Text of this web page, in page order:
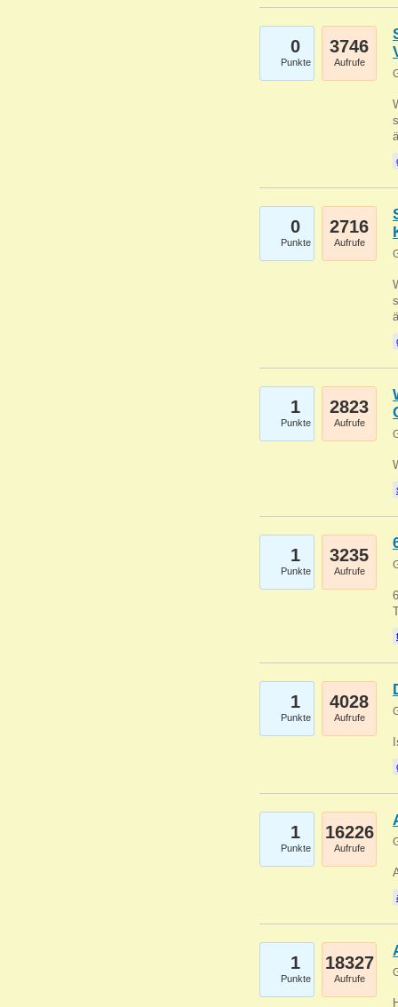
0
Punkte
3746
Aufrufe
0
Punkte
2716
Aufrufe
1
Punkte
2823
Aufrufe
1
Punkte
3235
Aufrufe
1
Punkte
4028
Aufrufe
1
Punkte
16226
Aufrufe
1
Punkte
18327
Aufrufe